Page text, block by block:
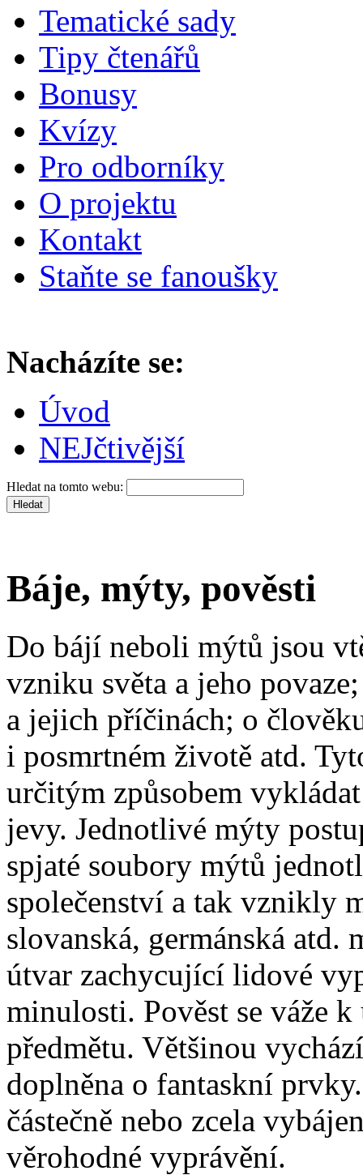
Tematické sady
Tipy čtenářů
Bonusy
Kvízy
Pro odborníky
O projektu
Kontakt
Staňte se fanoušky
Nacházíte se:
Úvod
NEJčtivější
Hledat na tomto webu:
Báje, mýty, pověsti
Do bájí neboli mýtů jsou
vzniku světa a jeho
a jejich příčinách; o
i posmrtném životě atd.
určitým způsobem
jevy. Jednotlivé mýty
spjaté soubory mýtů
společenství a tak vznikly
slovanská, germánská
útvar zachycující lidové
minulosti. Pověst se váže
předmětu. Většinou
doplněna o fantaskní
částečně nebo zcela
věrohodné vyprávění.